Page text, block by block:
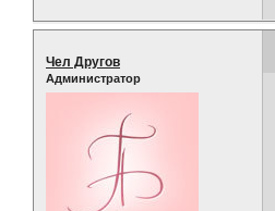
Чел Другов
Администратор